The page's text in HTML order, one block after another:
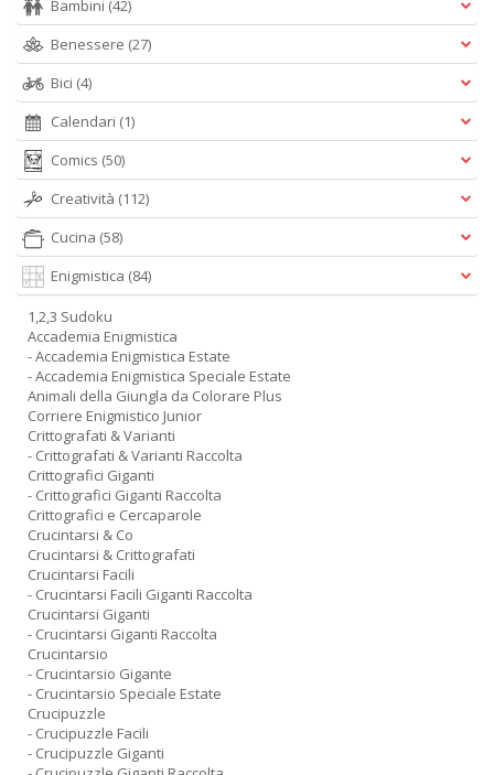
Bambini (42)
Benessere (27)
Bici (4)
Calendari (1)
Comics (50)
Creatività (112)
Cucina (58)
Enigmistica (84)
1,2,3 Sudoku
Accademia Enigmistica
- Accademia Enigmistica Estate
- Accademia Enigmistica Speciale Estate
Animali della Giungla da Colorare Plus
Corriere Enigmistico Junior
Crittografati & Varianti
- Crittografati & Varianti Raccolta
Crittografici Giganti
- Crittografici Giganti Raccolta
Crittografici e Cercaparole
Crucintarsi & Co
Crucintarsi & Crittografati
Crucintarsi Facili
- Crucintarsi Facili Giganti Raccolta
Crucintarsi Giganti
- Crucintarsi Giganti Raccolta
Crucintarsio
- Crucintarsio Gigante
- Crucintarsio Speciale Estate
Crucipuzzle
- Crucipuzzle Facili
- Crucipuzzle Giganti